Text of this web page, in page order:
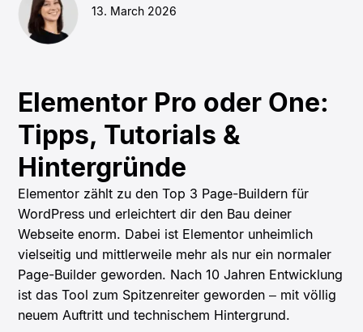
13. March 2026
Elementor Pro oder One:
Tipps, Tutorials &
Hintergründe
Elementor zählt zu den Top 3 Page-Buildern für
WordPress und erleichtert dir den Bau deiner
Webseite enorm. Dabei ist Elementor unheimlich
vielseitig und mittlerweile mehr als nur ein normaler
Page-Builder geworden. Nach 10 Jahren Entwicklung
ist das Tool zum Spitzenreiter geworden – mit völlig
neuem Auftritt und technischem Hintergrund.